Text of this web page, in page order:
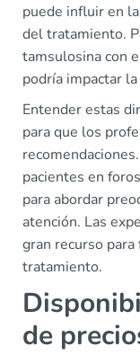
puede influir en
del tratamiento.
tamsulosina con
podría impactar
Entender estas
para que los
pacientes en
para abordar
atención. Las
gran recurso
tratamiento.
de